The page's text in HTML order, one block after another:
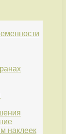
наклеек